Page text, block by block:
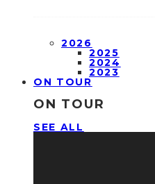
2026
2025
2024
2023
ON TOUR
ON TOUR
SEE ALL